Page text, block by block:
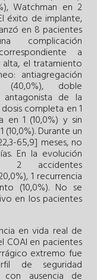
Watchman en 2
éxito de implante,
en 8 pacientes
complicación
a
el tratamiento
antiagregación
doble
antagonista de la
completa en 1
en 1 (10,0%) y sin
Durante un
65,9] meses, no
En la evolución
2 accidentes
1 recurrencia
(10,0%). No se
en los pacientes
en vida real de
COAI en pacientes
extremo fue
de seguridad
con ausencia de